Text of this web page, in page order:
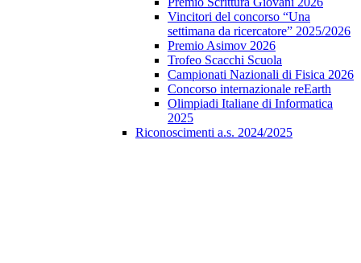
Vincitori del concorso “Una
settimana da ricercatore” 2025/2026
Premio Asimov 2026
Trofeo Scacchi Scuola
Campionati Nazionali di Fisica 2026
Concorso internazionale reEarth
Olimpiadi Italiane di Informatica
2025
Riconoscimenti a.s. 2024/2025